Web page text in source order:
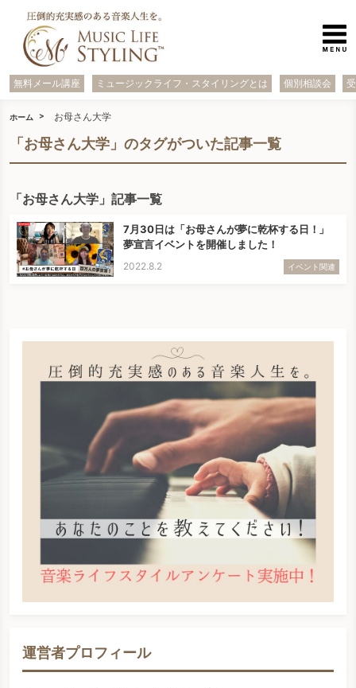
無料メール講座 ミュージックライフ・スタイリングとは 個別相談会
ホーム お母さん大学
「お母さん大学」のタグがついた記事一覧
「お母さん大学」記事一覧
7月30日は「お母さんが夢に乾杯する日！」
夢宣言イベントを開催しました！
2022.8.2 イベント関連
運営者プロフィール